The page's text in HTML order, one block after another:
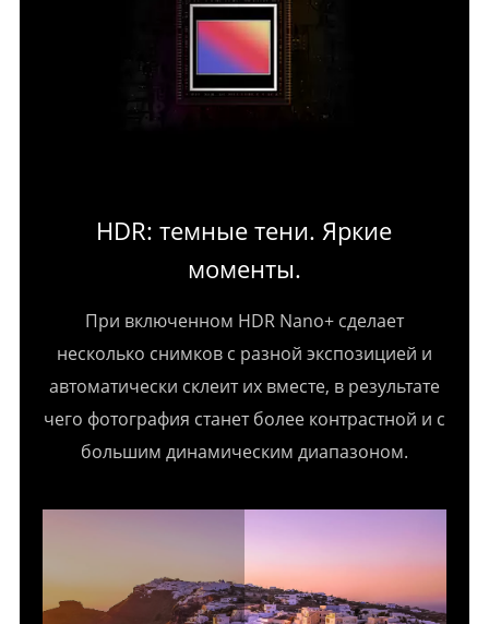
HDR: темные тени. Яркие
моменты.
При включенном HDR Nano+ сделает
несколько снимков с разной экспозицией и
автоматически склеит их вместе, в результате
чего фотография станет более контрастной и с
большим динамическим диапазоном.